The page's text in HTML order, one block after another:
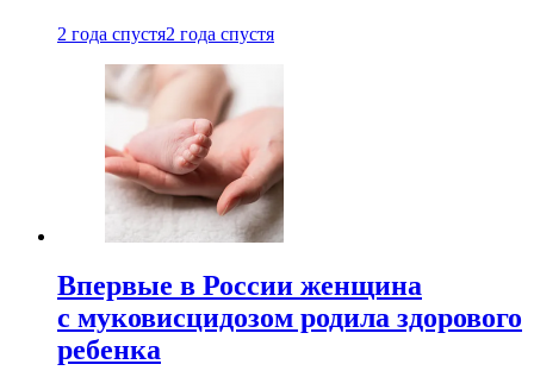
2 года спустя2 года спустя
Впервые в России женщина
с муковисцидозом родила здорового
ребенка